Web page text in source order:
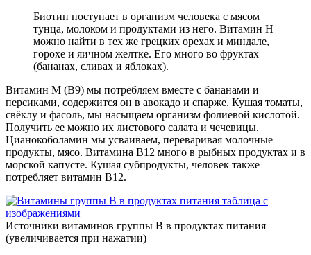
Биотин поступает в организм человека с мясом
тунца, молоком и продуктами из него. Витамин Н
можно найти в тех же грецких орехах и миндале,
горохе и яичном желтке. Его много во фруктах
(бананах, сливах и яблоках).
Витамин М (В9) мы потребляем вместе с бананами и
персиками, содержится он в авокадо и спарже. Кушая томаты,
свёклу и фасоль, мы насыщаем организм фолиевой кислотой.
Получить ее можно их листового салата и чечевицы.
Цианокоболамин мы усваиваем, переваривая молочные
продукты, мясо. Витамина В12 много в рыбных продуктах и в
морской капусте. Кушая субпродукты, человек также
потребляет витамин В12.
Источники витаминов группы В в продуктах питания
(увеличивается при нажатии)